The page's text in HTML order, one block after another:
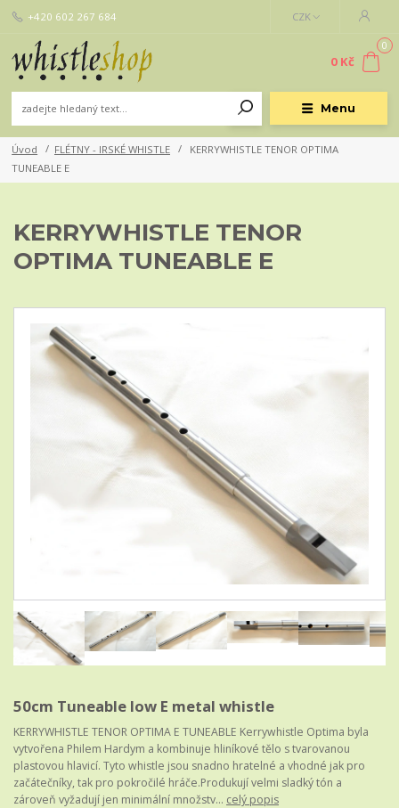
Menu
CZK
+420 602 267 684
0
0 Kč
Úvod FLÉTNY - IRSKÉ WHISTLE
KERRYWHISTLE TENOR OPTIMA
TUNEABLE E
KERRYWHISTLE TENOR
OPTIMA TUNEABLE E
50cm Tuneable low E metal whistle
KERRYWHISTLE TENOR OPTIMA E TUNEABLE Kerrywhistle Optima byla
vytvořena Philem Hardym a kombinuje hliníkové tělo s tvarovanou
plastovou hlavicí. Tyto whistle jsou snadno hratelné a vhodné jak pro
začátečníky, tak pro pokročilé hráče.Produkují velmi sladký tón a
zároveň vyžadují jen minimální množstv... celý popis